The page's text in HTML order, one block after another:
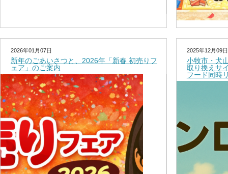
2026年01月07日
新年のごあいさつと、2026年「新春 初売りフ
ェア」のご案内
2025年12月09日
小牧市・犬
取り換えサ
フード同時